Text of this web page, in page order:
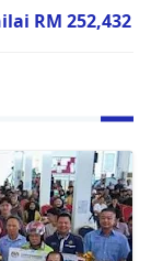
RM 252,432